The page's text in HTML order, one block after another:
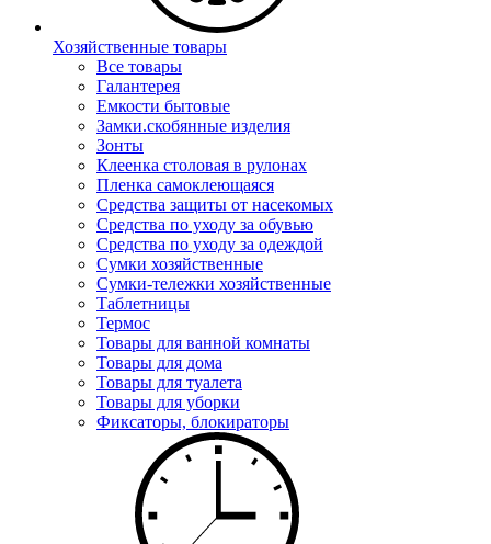
Хозяйственные товары
Все товары
Галантерея
Емкости бытовые
Замки.скобянные изделия
Зонты
Клеенка столовая в рулонах
Пленка самоклеющаяся
Средства защиты от насекомых
Средства по уходу за обувью
Средства по уходу за одеждой
Сумки хозяйственные
Сумки-тележки хозяйственные
Таблетницы
Термос
Товары для ванной комнаты
Товары для дома
Товары для туалета
Товары для уборки
Фиксаторы, блокираторы